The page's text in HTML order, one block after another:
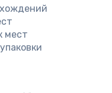
мест